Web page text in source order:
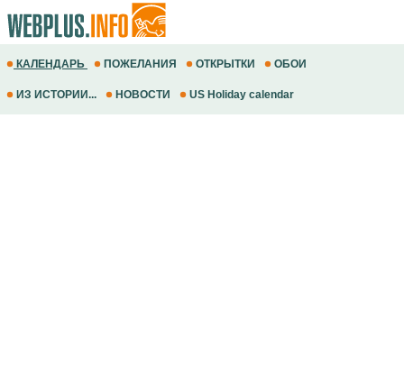
КАЛЕНДАРЬ ПОЖЕЛАНИЯ ОТКРЫТКИ ОБОИ
ИЗ ИСТОРИИ... НОВОСТИ US Holiday calendar